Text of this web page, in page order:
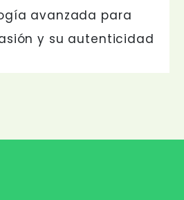
avanzada para
y su autenticidad